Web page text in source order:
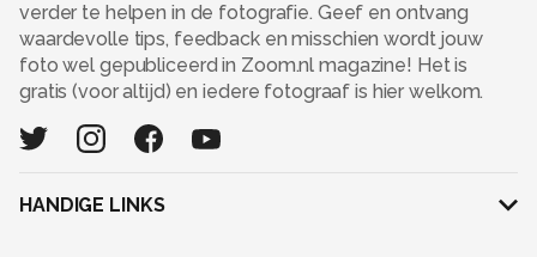
verder te helpen in de fotografie. Geef en ontvang
waardevolle tips, feedback en misschien wordt jouw
foto wel gepubliceerd in Zoom.nl magazine! Het is
gratis (voor altijd) en iedere fotograaf is hier welkom.
HANDIGE LINKS